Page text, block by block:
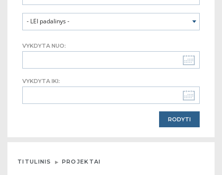
- LEI padalinys -
VYKDYTA NUO:
VYKDYTA IKI:
TITULINIS PROJEKTAI